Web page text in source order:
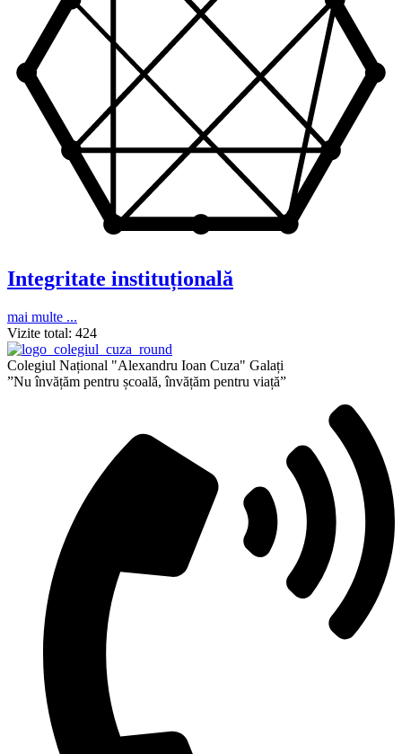
Integritate instituțională
mai multe ...
Vizite total: 424
Colegiul Național "Alexandru Ioan Cuza" Galați
”Nu învățăm pentru școală, învățăm pentru viață”